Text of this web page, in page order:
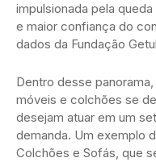
impulsionada pela
e maior confiança do
dados da Fundação
Dentro desse
móveis e colchões se
desejam atuar em um
demanda. Um exemplo
Colchões e Sofás, que